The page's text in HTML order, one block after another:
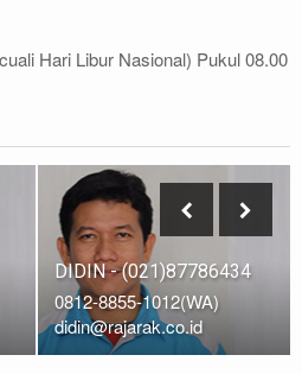
Hari Libur Nasional) Pukul 08.00
DIDIN - (021)87786434
0812-8855-1012(WA)
didin@rajarak.co.id